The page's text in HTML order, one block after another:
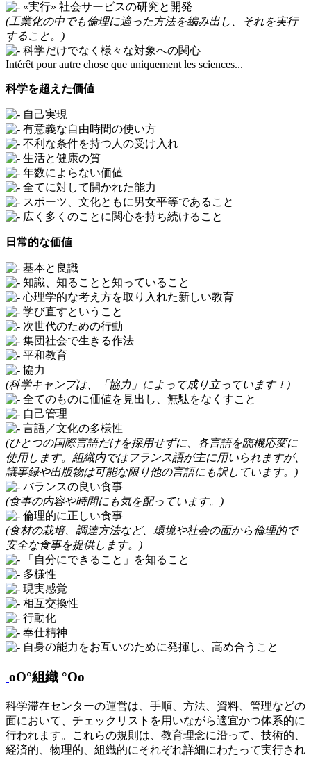
«実行» 社会サービスの研究と開発
(工業化の中でも倫理に適った方法を編み出し、それを実行
すること。)
科学だけでなく様々な対象への関心
Intérêt pour autre chose que uniquement les sciences...
科学を超えた価値
自己実現
有意義な自由時間の使い方
不利な条件を持つ人の受け入れ
生活と健康の質
年数によらない価値
全てに対して開かれた能力
スポーツ、文化ともに男女平等であること
広く多くのことに関心を持ち続けること
日常的な価値
基本と良識
知識、知ることと知っていること
心理学的な考え方を取り入れた新しい教育
学び直すということ
次世代のための行動
集団社会で生きる作法
平和教育
協力
(科学キャンプは、「協力」によって成り立っています！)
全てのものに価値を見出し、無駄をなくすこと
自己管理
言語／文化の多様性
(ひとつの国際言語だけを採用せずに、各言語を臨機応変に
使用します。組織内ではフランス語が主に用いられますが、
議事録や出版物は可能な限り他の言語にも訳しています。)
バランスの良い食事
(食事の内容や時間にも気を配っています。)
倫理的に正しい食事
(食材の栽培、調達方法など、環境や社会の面から倫理的で
安全な食事を提供します。)
「自分にできること」を知ること
多様性
現実感覚
相互交換性
行動化
奉仕精神
自身の能力をお互いのために発揮し、高め合うこと
oO°組織 °Oo
科学滞在センターの運営は、手順、方法、資料、管理などの
面において、チェックリストを用いながら適宜かつ体系的に
行われます。これらの規則は、教育理念に沿って、技術的、
経済的、物理的、組織的にそれぞれ詳細にわたって実行され